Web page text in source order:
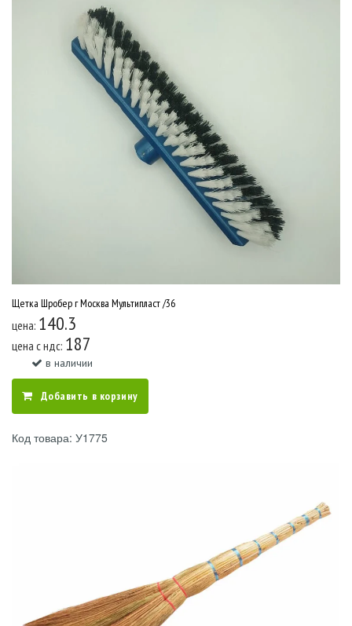
Щетка Шробер г Москва Мультипласт /36
цена: 140.3
цена c ндс: 187
в наличии
Добавить в корзину
Код товара: У1775